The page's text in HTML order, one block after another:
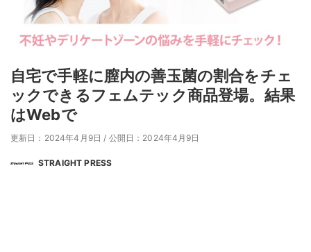
自宅で手軽に膣内の善玉菌の割合をチェ
ックできるフェムテック商品登場。結果
はWebで
更新日：2024年4月9日 / 公開日：2024年4月9日
STRAIGHT PRESS